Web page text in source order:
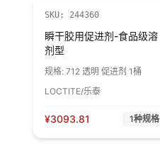
SKU: 244360
瞬干胶用促进剂-食品级溶
剂型
规格: 712 透明 促进剂 1桶
LOCTITE/乐泰
¥3093.81 1种规格